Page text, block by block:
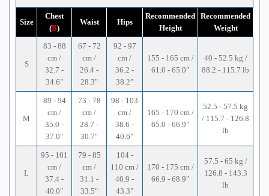
Size
Chest
(B)
Waist Hips
Recommended
Height
Recommended
Weight
S
83 - 88
cm /
32.7 -
34.6"
67 - 72
cm /
26.4 -
28.3"
92 - 97
cm /
36.2 -
38.2"
155 - 165 cm /
61.0 - 65.0"
40 - 52.5 kg /
88.2 - 115.7 lb
M
89 - 94
cm /
35.0 -
37.0"
73 - 78
cm /
28.7 -
30.7"
98 - 103
cm /
38.6 -
40.6"
165 - 170 cm /
65.0 - 66.9"
52.5 - 57.5 kg
/ 115.7 - 126.8
lb
L
95 - 101
cm /
37.4 -
40.0"
79 - 85
cm /
31.1 -
33.5"
104 -
110 cm /
40.9 -
43.3"
170 - 175 cm /
66.9 - 68.9"
57.5 - 65 kg /
126.8 - 143.3
lb